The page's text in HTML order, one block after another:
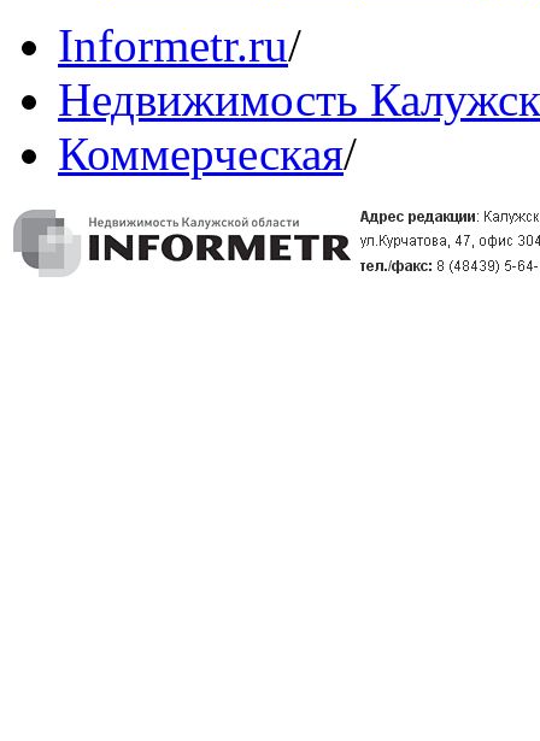
Informetr.ru/
Недвижимость
Коммерческая/